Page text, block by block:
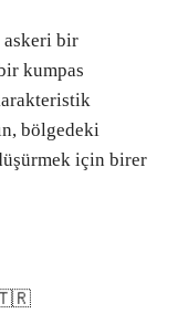
askeri bir
kumpas
bölgedeki
için birer
🇹🇷